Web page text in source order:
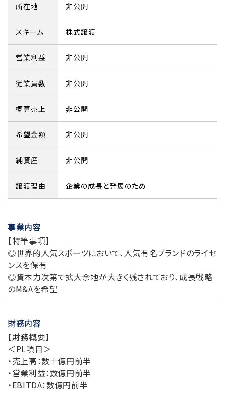
所在地 非公開
スキーム 株式譲渡
営業利益 非公開
従業員数 非公開
概算売上 非公開
希望金額 非公開
純資産 非公開
譲渡理由 企業の成長と発展のため
事業内容
【特筆事項】
◎世界的人気スポーツにおいて、人気有名ブランドのライセ
ンスを保有
◎資本力次第で拡大余地が大きく残されており、成長戦略
のM&Aを希望
財務内容
【財務概要】
＜PL項目＞
・売上高：数十億円前半
・営業利益：数億円前半
・EBITDA：数億円前半